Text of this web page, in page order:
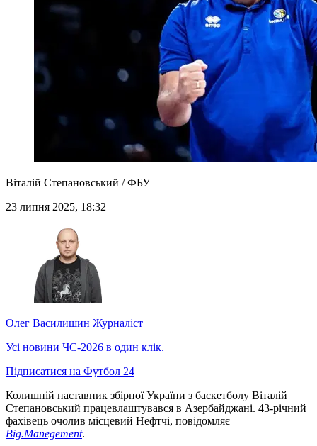
Віталій Степановський / ФБУ
23 липня 2025, 18:32
Олег Василишин Журналіст
Усі новини ЧС-2026 в один клік.
Підписатися на Футбол 24
Колишній наставник збірної України з баскетболу Віталій
Степановський працевлаштувався в Азербайджані. 43-річний
фахівець очолив місцевий Нефтчі, повідомляє
Big.Manegement.